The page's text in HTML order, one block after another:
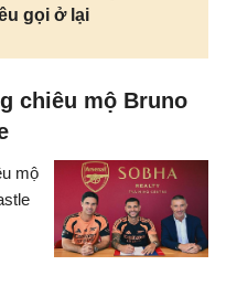
gọi ở lại
chiêu mộ Bruno
mộ